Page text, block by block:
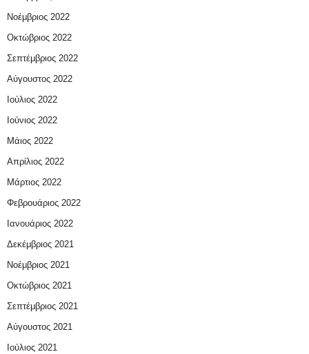
Νοέμβριος 2022
Οκτώβριος 2022
Σεπτέμβριος 2022
Αύγουστος 2022
Ιούλιος 2022
Ιούνιος 2022
Μάιος 2022
Απρίλιος 2022
Μάρτιος 2022
Φεβρουάριος 2022
Ιανουάριος 2022
Δεκέμβριος 2021
Νοέμβριος 2021
Οκτώβριος 2021
Σεπτέμβριος 2021
Αύγουστος 2021
Ιούλιος 2021